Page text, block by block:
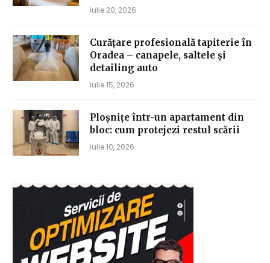
iulie 20, 2026
Curățare profesională tapiterie în
Oradea – canapele, saltele și
detailing auto
iulie 15, 2026
Ploșnițe într-un apartament din
bloc: cum protejezi restul scării
iulie 10, 2026